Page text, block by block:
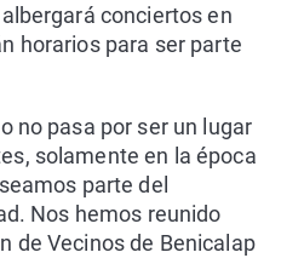
conciertos en
horarios para ser parte
no pasa por ser un lugar
solamente en la época
parte del
Nos hemos reunido
de Vecinos de Benicalap